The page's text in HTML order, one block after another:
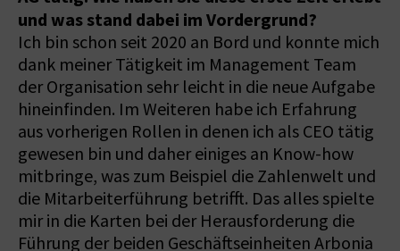
und was stand dabei im Vordergrund?
Ich bin schon seit 2020 an Bord und konnte mich
dank meiner Tätigkeit im Management Team
der Organisation sehr leicht in die neue Aufgabe
hineinfinden. Im Weiteren habe ich Erfahrung
aus vorherigen Rollen in denen ich als CEO tätig
gewesen bin und daher einiges an Know-how
mitbringe, was zum Beispiel die Zahlenwelt und
die Mitarbeiterführung betrifft. Das alles spielte
mir in die Karten bei der Herausforderung die
Führung der beiden Geschäftseinheiten Arbonia